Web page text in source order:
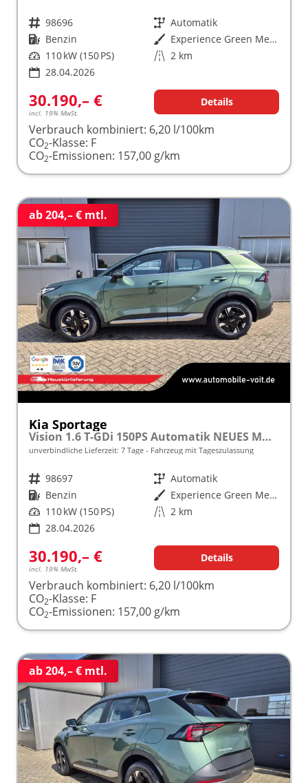
Fahrzeugnr. 98696 Getriebe Automatik
Kraftstoff Benzin Außenfarbe
Experience Green Metallic
Leistung 110 kW (150 PS) Kilometerstand 2 km
28.04.2026
30.190,– €
incl. 19% MwSt.
Details
Verbrauch kombiniert: 6,20 l/100km
CO2-Klasse: F
CO2-Emissionen: 157,00 g/km
ab 204,– € mtl.
Kia Sportage
Vision 1.6 T-GDi 150PS Automatik NEUES MODELL MY26 FACELIFT Sitzheizung Lenkradheizung Klimaautomatik Navi Bluetooth Touchscreen Apple CarPlay Android Auto PDC v+h 17"LM Rückf.Kamera ACC 2x Keyless
unverbindliche Lieferzeit: 7 Tage Fahrzeug mit Tageszulassung
Fahrzeugnr. 98697 Getriebe Automatik
Kraftstoff Benzin Außenfarbe
Experience Green Metallic
Leistung 110 kW (150 PS) Kilometerstand 2 km
28.04.2026
30.190,– €
incl. 19% MwSt.
Details
Verbrauch kombiniert: 6,20 l/100km
CO2-Klasse: F
CO2-Emissionen: 157,00 g/km
ab 204,– € mtl.